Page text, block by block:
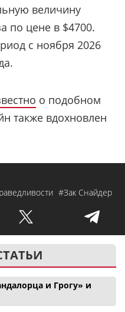
величину
по цене в $4700.
с ноября 2026
о подобном
также вдохновлен
#Зак Снайдер
и Грогу» и